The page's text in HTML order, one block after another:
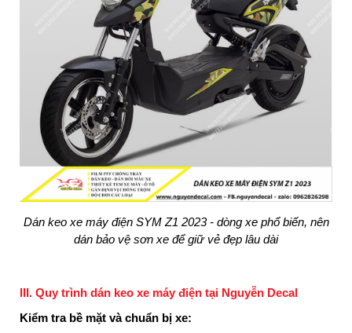
Dán keo xe máy điện SYM Z1 2023 - dòng xe phổ biến, nên
dán bảo vệ sơn xe để giữ vẻ đẹp lâu dài
III. Quy trình dán keo xe máy điện tại Nguyễn Decal
Kiểm tra bề mặt và chuẩn bị xe: